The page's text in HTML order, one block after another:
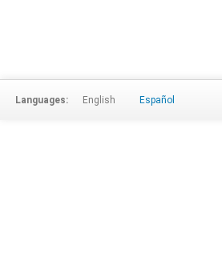
Languages: English Español